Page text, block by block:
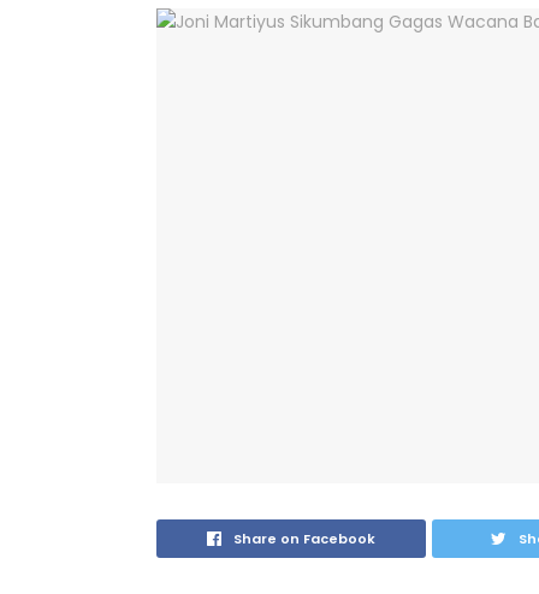
Share on Facebook